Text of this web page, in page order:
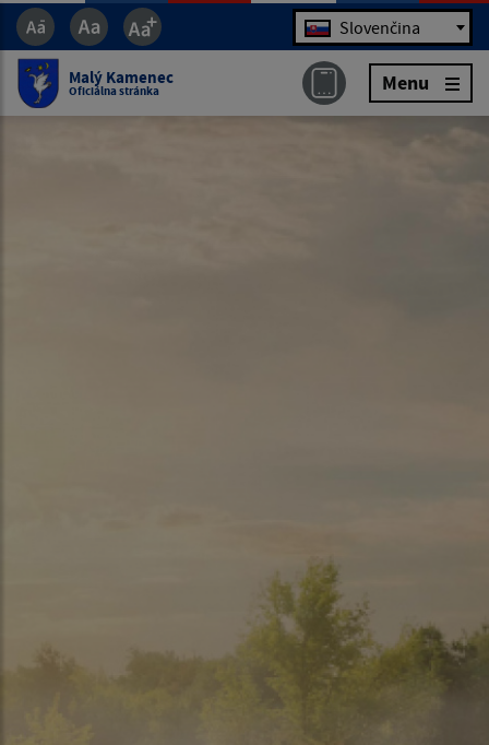
Jazyk Slovenčina
Malý Kamenec
Oficiálna stránka Menu